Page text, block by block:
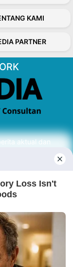
KAMI
PARTNER
aktual dan
yang tepat.